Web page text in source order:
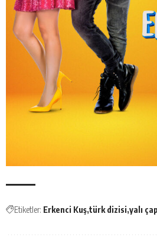
Etiketler: Erkenci Kuş türk dizisi yalı